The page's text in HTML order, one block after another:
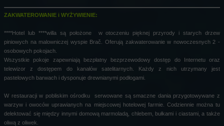
ZAKWATEROWANIE i WYŻYWIENIE:
****Hotel lub ****willa są położone w otoczeniu pięknej przyrody i starych drzew
piniowych na malowniczej wyspie Brač. Oferują zakwaterowanie w nowoczesnych 2 -
osobowych pokojach.
Wszystkie pokoje zapewniają bezpłatny bezprzewodowy dostęp do Internetu oraz
telewizor z dostępem do kanałów satelitarnych. Każdy z nich utrzymany jest
pastelowych barwach i dysponuje drewnianymi podłogami.
W restauracji w pobliskim ośrodku serwowane są smaczne dania przygotowywane z
warzyw i owoców uprawianych na miejscowej hotelowej farmie. Codziennie można tu
delektować się między innymi domową marmoladą, chlebem, bułkami i ciastami, a także
oliwą z oliwek.